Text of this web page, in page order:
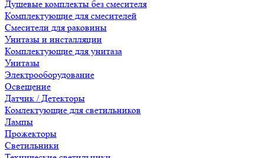
Душевые комплекты без смесителя
Комплектующие для смесителей
Смесители для раковины
Унитазы и инсталляции
Комплектующие для унитаза
Унитазы
Электрооборудование
Освещение
Датчик / Детекторы
Комлектующие для светильников
Лампы
Прожекторы
Светильники